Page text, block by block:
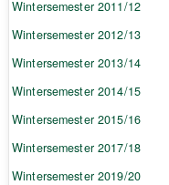
Wintersemester 2011/12
Wintersemester 2012/13
Wintersemester 2013/14
Wintersemester 2014/15
Wintersemester 2015/16
Wintersemester 2017/18
Wintersemester 2019/20